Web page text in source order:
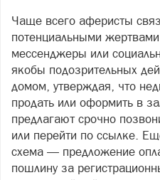
Чаще всего аферисты
потенциальными
мессенджеры или
якобы подозрительных
домом, утверждая, что
продать или оформить в
предлагают срочно
или перейти по ссылке.
схема — предложение
пошлину за